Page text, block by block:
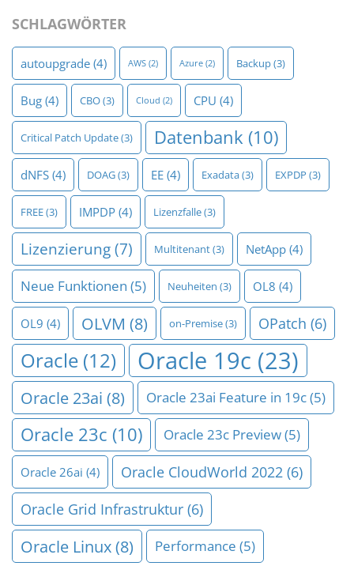
SCHLAGWÖRTER
autoupgrade (4) AWS (2) Azure (2) Backup(3)
Bug (4) CBO(3) Cloud (2) CPU (4)
Critical Patch Update(3) Datenbank (10)
dNFS (4) DOAG(3) EE (4) Exadata(3) EXPDP (3)
FREE(3) IMPDP (4) Lizenzfalle(3)
Lizenzierung(7) Multitenant(3) NetApp (4)
Neue Funktionen (5) Neuheiten (3) OL8 (4)
OL9 (4) OLVM (8) on-Premise(3) OPatch (6)
Oracle (12) Oracle 19c (23)
Oracle 23ai (8) Oracle 23ai Feature in 19c(5)
Oracle 23c (10) Oracle 23c Preview(5)
Oracle 26ai (4) Oracle CloudWorld 2022 (6)
Oracle Grid Infrastruktur (6)
Oracle Linux(8) Performance (5)